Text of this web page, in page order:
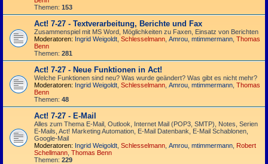
Themen: 153
Act! 7-27 - Text­­ver­arbei­tung, Berichte und Fax
Zusammenspiel mit MS Word, Möglichkeiten zu Faxen, Einsatz von Berichten
Moderatoren: Ingrid Weigoldt Schlesselmann Amrou mtimmermann Thomas
Benn
Themen: 281
Act! 7-27 - Neue Funktionen in Act!
Welche Funktionen sind neu? Was wurde geändert? Was gibt es nicht mehr?
Moderatoren: Ingrid Weigoldt Schlesselmann Amrou mtimmermann Thomas
Benn
Themen: 48
Act! 7-27 - E-Mail
Alles zum Thema E-Mail, Outlook, Internet Mail (POP3, SMTP), Notes, Serien
E-Mails, Act! Marketing Automation, E-Mail Datenbank, E-Mail Schablonen,
Google-Mail
Moderatoren: Ingrid Weigoldt Schlesselmann Amrou mtimmermann Robert
Schellmann Thomas Benn
Themen: 229